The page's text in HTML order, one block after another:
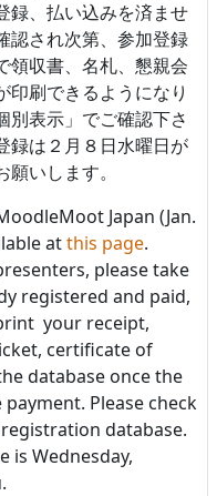
録、払い込みを済ませ
認され次第、参加登録
領収書、名札、懇親会
印刷できるようになり
別表示」でご確認下さ
録は２月８日水曜日が
いします。
Japan (Jan.
atthis page.
please take
registered and paid,
your receipt,
certificate of
database once the
Please check
database.
is Wednesday,